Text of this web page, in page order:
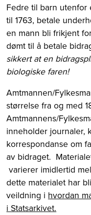
Fedre til barn utenfor
til 1763, betale
en mann bli frikjent
dømt til å betale
sikkert at en
biologiske faren!
Amtmannen/
størrelse fra og med
Amtmannens/
inneholder journaler,
korrespondanse om
av bidraget.
varierer imidlertid
dette materialet har
veildning i hvordan
i Statsarkivet.